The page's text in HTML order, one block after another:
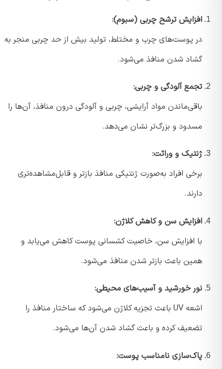
افزایش ترشح چربی (سبوم):
در پوست‌های چرب و مختلط، تولید بیش از حد چربی منجر به
گشاد شدن منافذ می‌شود.
تجمع آلودگی و چربی:
باقی‌ماندن مواد آرایشی، چربی و آلودگی درون منافذ، آن‌ها را
مسدود و بزرگ‌تر نشان می‌دهد.
ژنتیک و وراثت:
برخی افراد به‌صورت ژنتیکی منافذ بازتر و قابل‌مشاهده‌تری
دارند.
افزایش سن و کاهش کلاژن:
با افزایش سن، خاصیت کشسانی پوست کاهش می‌یابد و
همین باعث بازتر شدن منافذ می‌شود.
نور خورشید و آسیب‌های محیطی:
اشعه UV باعث تجزیه کلاژن می‌شود که ساختار منافذ را
تضعیف کرده و باعث گشاد شدن آن‌ها می‌شود.
پاک‌سازی نامناسب پوست: